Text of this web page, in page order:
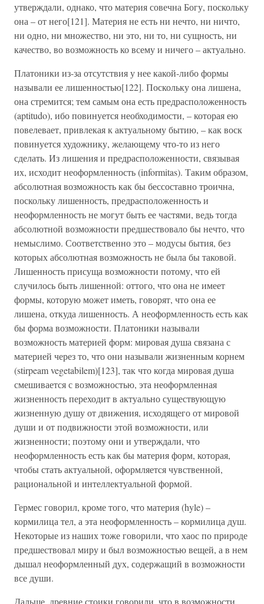
утверждали, однако, что материя совечна Богу, поскольку
она – от него[121]. Материя не есть ни нечто, ни ничто,
ни одно, ни множество, ни это, ни то, ни сущность, ни
качество, во возможность ко всему и ничего – актуально.
Платоники из-за отсутствия у нее какой-либо формы
называли ее лишенностью[122]. Поскольку она лишена,
она стремится; тем самым она есть предрасположенность
(aptitudo), ибо повинуется необходимости, – которая ею
повелевает, привлекая к актуальному бытию, – как воск
повинуется художнику, желающему что-то из него
сделать. Из лишения и предрасположенности, связывая
их, исходит неоформленность (informitas). Таким образом,
абсолютная возможность как бы бессоставно троична,
поскольку лишенность, предрасположенность и
неоформленность не могут быть ее частями, ведь тогда
абсолютной возможности предшествовало бы нечто, что
немыслимо. Соответственно это – модусы бытия, без
которых абсолютная возможность не была бы таковой.
Лишенность присуща возможности потому, что ей
случилось быть лишенной: оттого, что она не имеет
формы, которую может иметь, говорят, что она ее
лишена, откуда лишенность. А неоформленность есть как
бы форма возможности. Платоники называли
возможность материей форм: мировая душа связана с
материей через то, что они называли жизненным корнем
(stirpeam vegetabilem)[123], так что когда мировая душа
смешивается с возможностью, эта неоформленная
жизненность переходит в актуально существующую
жизненную душу от движения, исходящего от мировой
души и от подвижности этой возможности, или
жизненности; поэтому они и утверждали, что
неоформленность есть как бы материя форм, которая,
чтобы стать актуальной, оформляется чувственной,
рациональной и интеллектуальной формой.
Гермес говорил, кроме того, что материя (hyle) –
кормилица тел, а эта неоформленность – кормилица душ.
Некоторые из наших тоже говорили, что хаос по природе
предшествовал миру и был возможностью вещей, а в нем
дышал неоформленный дух, содержащий в возможности
все души.
Дальше, древние стоики говорили, что в возможности